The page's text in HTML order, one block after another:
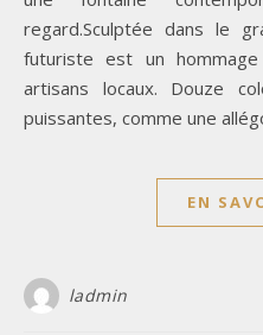
regard.Sculptée dans le
futuriste est un
artisans locaux. Douze
puissantes, comme une
EN
ladmin